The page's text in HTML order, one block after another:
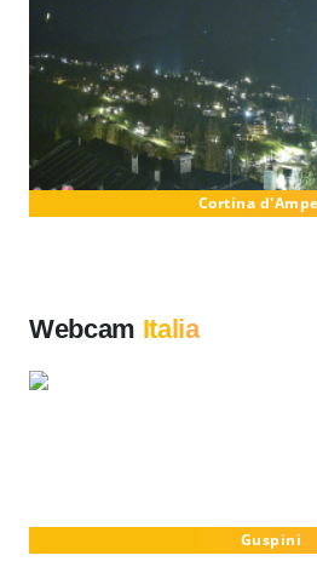
Cortina
Webcam Italia
Guspini